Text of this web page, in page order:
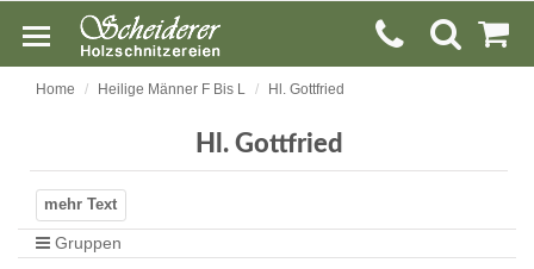
Home Heilige Männer F Bis L Hl. Gottfried
Hl. Gottfried
Gruppen